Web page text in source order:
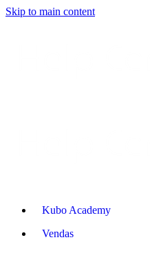
Skip to main content
Kubo Academy
Vendas